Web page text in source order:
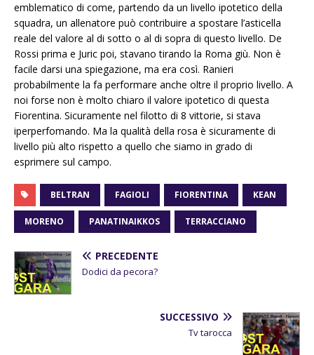
emblematico di come, partendo da un livello ipotetico della
squadra, un allenatore può contribuire a spostare l’asticella
reale del valore al di sotto o al di sopra di questo livello. De
Rossi prima e Juric poi, stavano tirando la Roma giù. Non è
facile darsi una spiegazione, ma era così. Ranieri
probabilmente la fa performare anche oltre il proprio livello. A
noi forse non è molto chiaro il valore ipotetico di questa
Fiorentina. Sicuramente nel filotto di 8 vittorie, si stava
iperperfomando. Ma la qualità della rosa è sicuramente di
livello più alto rispetto a quello che siamo in grado di
esprimere sul campo.
BELTRAN FAGIOLI FIORENTINA KEAN
MORENO PANATINAIKKOS TERRACCIANO
PRECEDENTE
Dodici da pecora?
SUCCESSIVO
Tv tarocca